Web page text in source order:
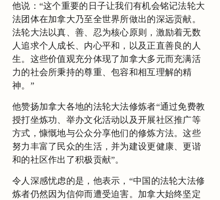
他说：“这个重要的日子让我们有机会铭记法轮大
法团体在加拿大乃至全世界所做出的深远贡献。
法轮大法以真、善、忍为核心原则，激励着无数
人追求个人成长、内心平和，以及正直善良的人
生。这些价值观充分体现了加拿大多元而充满活
力的社会所秉持的尊重、包容和相互理解的精
神。”
他赞扬加拿大各地的法轮大法修炼者“通过免费教
授打坐炼功、举办文化活动以及开展社区推广等
方式，慷慨地与公众分享他们的修炼方法。这些
努力丰富了民众的生活，并为建设更健康、更谐
和的社区作出了积极贡献”。
令人深感忧虑的是，他表示，“中国的法轮大法修
炼者仍然因为信仰而遭受迫害。加拿大始终坚定